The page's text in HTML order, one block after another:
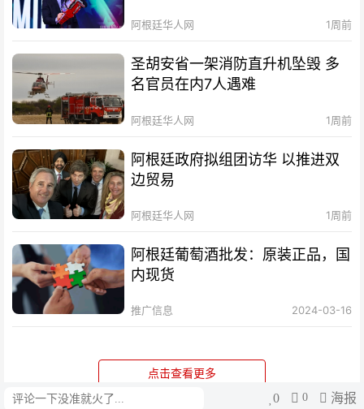
评论 0 0 海报
阿根廷华人网 1周前
圣胡安省一架消防直升机坠毁 多
名官员在内7人遇难
阿根廷华人网 1周前
阿根廷政府拟组团访华 以推进双
边贸易
阿根廷华人网 1周前
阿根廷葡萄酒批发：原装正品，国
内现货
推广信息 2024-03-16
点击查看更多